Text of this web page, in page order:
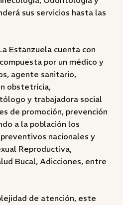
sus servicios hasta las
Estanzuela cuenta con
por un médico y
agente sanitario,
obstetricia,
y trabajadora social
de promoción, prevención
a la población los
nacionales y
Reproductiva,
Bucal, Adicciones, entre
de atención, este